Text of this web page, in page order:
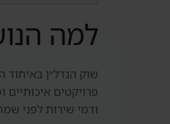
למה
שוק הנדל״ן
ודמי שירות לפני